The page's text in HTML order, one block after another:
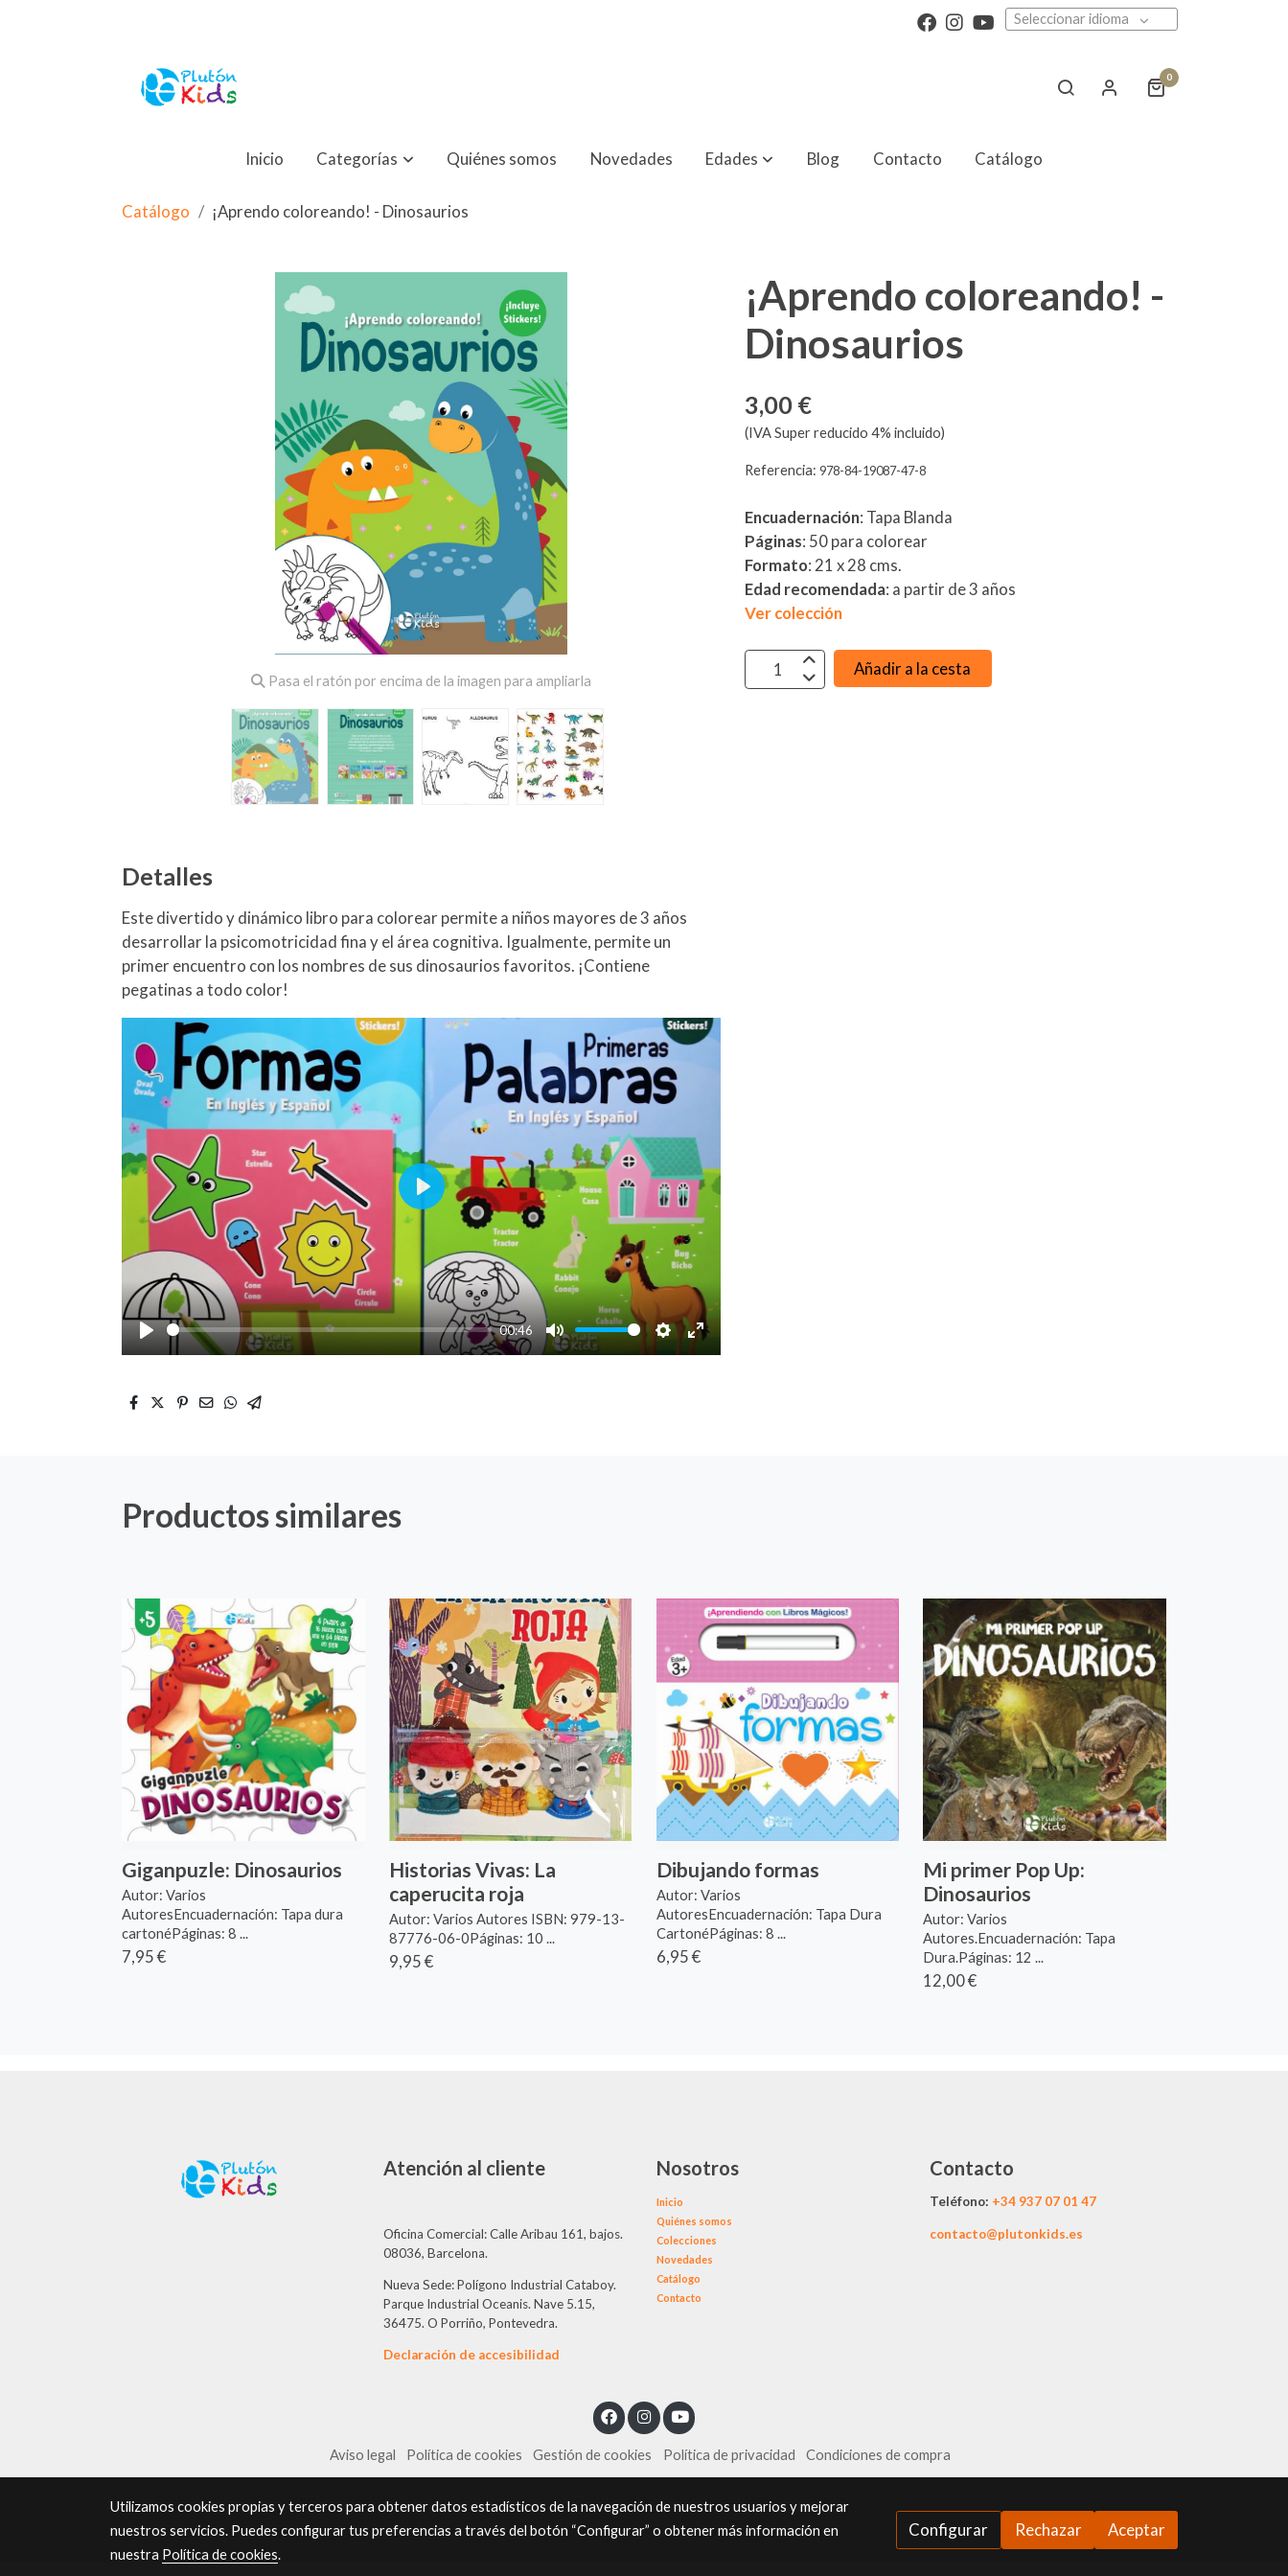
Seleccionar idioma
0
Inicio Categorías Quiénes somos Novedades Edades Blog Contacto Catálogo
Catálogo ¡Aprendo coloreando! - Dinosaurios
Pasa el ratón por encima de la imagen para ampliarla
Detalles
Este divertido y dinámico libro para colorear permite a niños mayores de 3 años
desarrollar la psicomotricidad fina y el área cognitiva. Igualmente, permite un
primer encuentro con los nombres de sus dinosaurios favoritos. ¡Contiene
pegatinas a todo color!
Play
00:46
Mute Settings
Enter
Play
¡Aprendo coloreando! -
Dinosaurios
3,00 €
(IVA Super reducido 4% incluido)
Referencia: 978-84-19087-47-8
Encuadernación: Tapa Blanda
Páginas: 50 para colorear
Formato: 21 x 28 cms.
Edad recomendada: a partir de 3 años
Ver colección
Añadir a la cesta
Productos similares
Giganpuzle: Dinosaurios
Autor: Varios
AutoresEncuadernación: Tapa dura
cartonéPáginas: 8 ...
7,95 €
Historias Vivas: La
caperucita roja
Autor: Varios Autores ISBN: 979-13-
87776-06-0Páginas: 10 ...
9,95 €
Dibujando formas
Autor: Varios
AutoresEncuadernación: Tapa Dura
CartonéPáginas: 8 ...
6,95 €
Mi primer Pop Up:
Dinosaurios
Autor: Varios
Autores.Encuadernación: Tapa
Dura.Páginas: 12 ...
12,00 €
Atención al cliente
Oficina Comercial: Calle Aribau 161, bajos.
08036, Barcelona.
Nueva Sede: Polígono Industrial Cataboy.
Parque Industrial Oceanis. Nave 5.15,
36475. O Porriño, Pontevedra.
Declaración de accesibilidad
Nosotros
Inicio
Quiénes somos
Colecciones
Novedades
Catálogo
Contacto
Contacto
Teléfono: +34 937 07 01 47
contacto@plutonkids.es
Aviso legal Política de cookies Gestión de cookies Política de privacidad Condiciones de compra
Utilizamos cookies propias y terceros para obtener datos estadísticos de la navegación de nuestros usuarios y mejorar
nuestros servicios. Puedes configurar tus preferencias a través del botón “Configurar” o obtener más información en
nuestra Política de cookies.
Configurar Rechazar Aceptar